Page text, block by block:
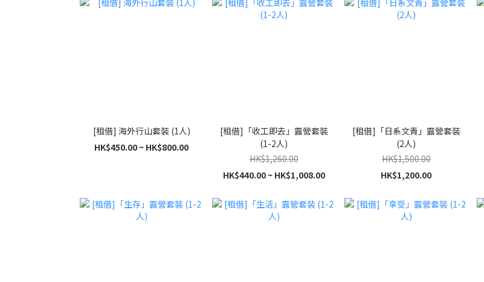
[租借] 海外行山套裝 (1人)
HK$450.00 ~ HK$800.00
[租借]「收工即去」露營套裝
(1-2人)
HK$1,260.00
HK$440.00 ~ HK$1,008.00
[租借]「日系文青」露營套裝
(2人)
HK$1,500.00
HK$1,200.00